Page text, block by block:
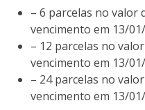
– 6 parcelas no valor
vencimento em 13/
– 12 parcelas no
vencimento em 13/
– 24 parcelas no
vencimento em 13/